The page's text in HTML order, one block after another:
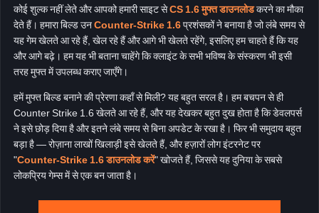
कोई शुल्क नहीं लेते और आपको हमारी साइट सेCS 1.6 मुफ्त डाउनलोडकरने का मौका
देते हैं। हमारा बिल्ड उनCounter-Strike 1.6प्रशंसकों ने बनाया है जो लंबे समय से
यह गेम खेलते आ रहे हैं, खेल रहे हैं और आगे भी खेलते रहेंगे, इसलिए हम चाहते हैं कि यह
और आगे बढ़े। हम यह भी बताना चाहेंगे कि क्लाइंट के सभी भविष्य के संस्करण भी इसी
तरह मुफ्त में उपलब्ध कराए जाएँगे।
हमें मुफ्त बिल्ड बनाने की प्रेरणा कहाँ से मिली? यह बहुत सरल है। हम बचपन से ही
Counter Strike 1.6 खेलते आ रहे हैं, और यह देखकर बहुत दुख होता है कि डेवलपर्स
ने इसे छोड़ दिया है और इतने लंबे समय से बिना अपडेट के रखा है। फिर भी समुदाय बहुत
बड़ा है — रोज़ाना लाखों खिलाड़ी इसे खेलते हैं, और हज़ारों लोग इंटरनेट पर
"Counter-Strike 1.6 डाउनलोड करें" खोजते हैं, जिससे यह दुनिया के सबसे
लोकप्रिय गेम्स में से एक बन जाता है।